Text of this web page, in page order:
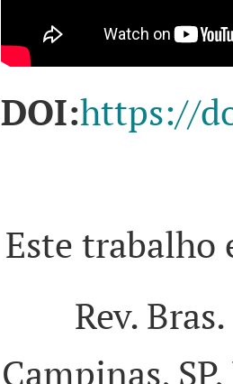
DOI:https://
Este trabalho
Rev.
Campinas,